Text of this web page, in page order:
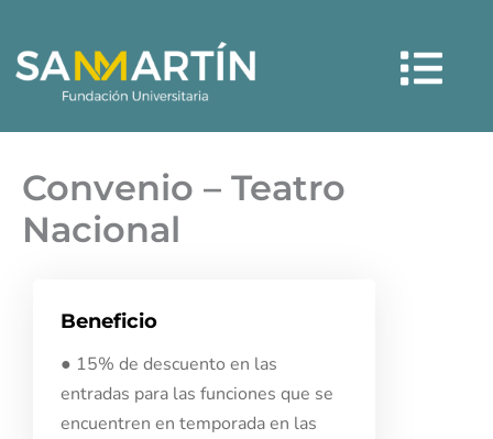
contenido
Menú
Convenio – Teatro
Nacional
Beneficio
● 15% de descuento en las
entradas para las funciones que se
encuentren en temporada en las